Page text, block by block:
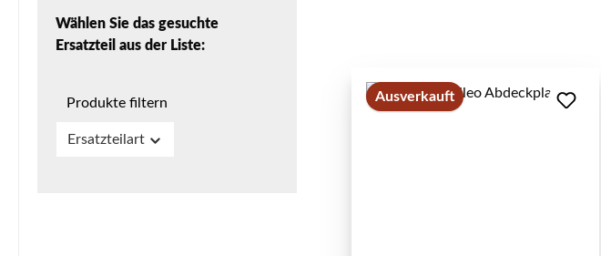
Wählen Sie das gesuchte
Ersatzteil aus der Liste:
Produkte filtern
Ersatzteilart
Ausverkauft